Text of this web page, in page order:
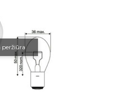
peržiūra